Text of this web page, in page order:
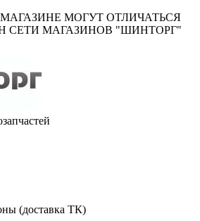
МОГУТ ОТЛИЧАТЬСЯ
СЕТИ МАГАЗИНОВ "ШИНТОРГ"
(доставка ТК)